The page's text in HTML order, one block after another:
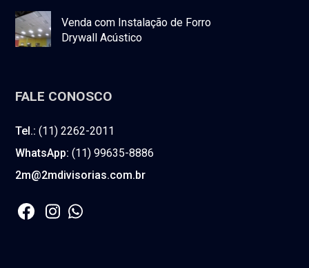
Venda com Instalação de Forro
Drywall Acústico
FALE CONOSCO
Tel.: (11) 2262-2011
WhatsApp: (11) 99635-8886
2m@2mdivisorias.com.br